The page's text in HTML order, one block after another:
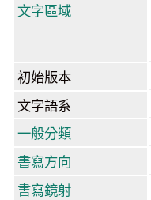
文字區域
初始版本
文字語系
一般分類
書寫方向
書寫鏡射